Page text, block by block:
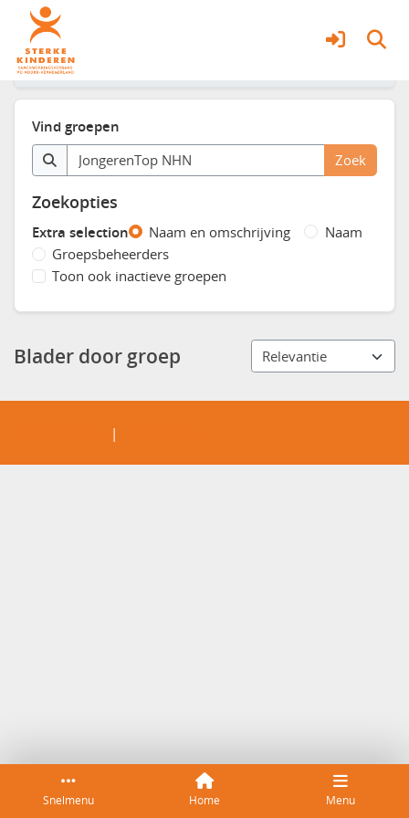
Snelmenu Home Menu
Filters
Alle groepen
Vind groepen
Zoekopties
Extra selection Naam en omschrijving
Naam
Groepsbeheerders
Toon ook inactieve groepen
Blader door groep